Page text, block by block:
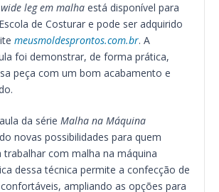
leg em malhaestá disponível para
de Costurar e pode ser adquirido
meusmoldesprontos.com.br. A
foi demonstrar, de forma prática,
peça com um bom acabamento e
da série Malha na Máquina
novas possibilidades para quem
trabalhar com malha na máquina
dessa técnica permite a confecção de
ampliando as opções para